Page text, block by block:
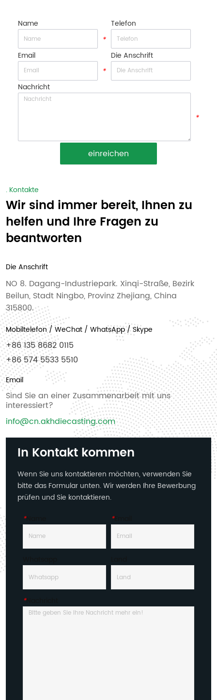
Name
*
Telefon
Email
*
Die Anschrift
Nachricht
*
einreichen
. Kontakte
Wir sind immer bereit, Ihnen zu
helfen und Ihre Fragen zu
beantworten
Die Anschrift
NO 8. Dagang-Industriepark. Xinqi-Straße, Bezirk
Beilun, Stadt Ningbo, Provinz Zhejiang, China
315800.
Mobiltelefon / WeChat / WhatsApp / Skype
+86 135 8682 0115
+86 574 5533 5510
Email
Sind Sie an einer Zusammenarbeit mit uns
interessiert?
info@cn.akhdiecasting.com
In Kontakt kommen
Wenn Sie uns kontaktieren möchten, verwenden Sie
bitte das Formular unten. Wir werden Ihre Bewerbung
prüfen und Sie kontaktieren.
*Name *Email
*Nachricht